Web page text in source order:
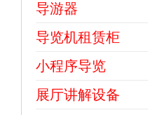
导游器
导览机租赁柜
小程序导览
展厅讲解设备